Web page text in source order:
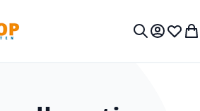
Mijn